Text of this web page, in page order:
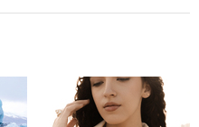
Мельникова и
еще шесть гимнастов сборной